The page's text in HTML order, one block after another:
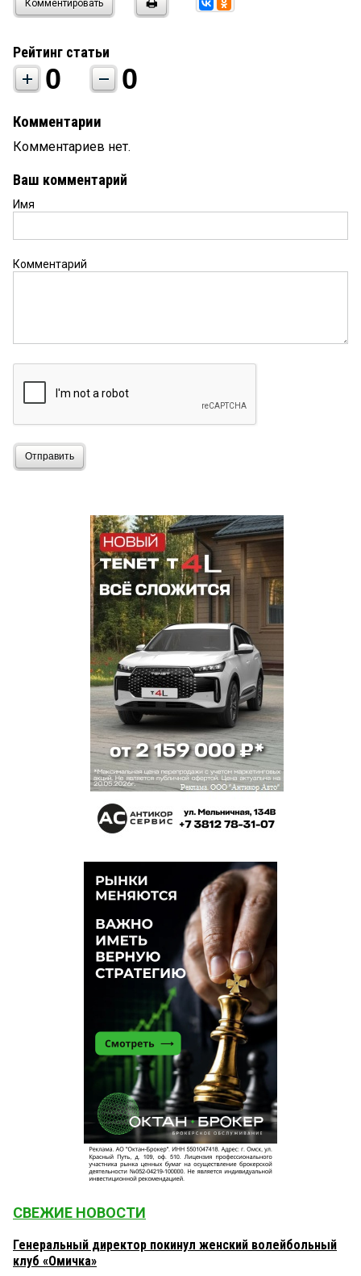
Комментировать
Рейтинг статьи
0 0
Комментарии
Комментариев нет.
Ваш комментарий
Имя
Комментарий
Отправить
СВЕЖИЕ НОВОСТИ
Генеральный директор покинул женский волейбольный
клуб «Омичка»